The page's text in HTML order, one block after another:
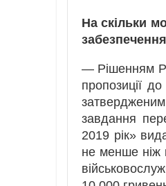
На скільки
— Рішенням
пропозиції
завдання
2019 рік»
не менше ніж